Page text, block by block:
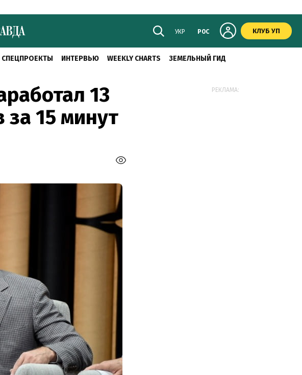
УКР РОС КЛУБ УП
СПЕЦПРОЕКТЫ ИНТЕРВЬЮ WEEKLY CHARTS ЗЕМЕЛЬНЫЙ ГИД
13
15 минут
РЕКЛАМА: